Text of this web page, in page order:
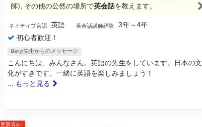
師), その他の公然の場所で英会話を教えます。
ネイティブ言語 英語 英会話講師経験
3年～4年
初心者歓迎！
Beryl先生からのメッセージ
こんにちは、みんなさん。英語の先生をしています。日本の文
化がすきです。一緒に英語を楽しみましょう！
... もっと見る
更新済み!